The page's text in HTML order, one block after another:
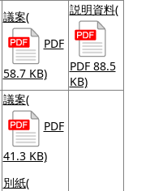
議案(
PDF
58.7 KB)
説明資料(
PDF 88.5
KB)
議案(
PDF
41.3 KB)
別紙(